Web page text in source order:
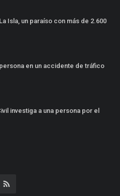
Isla, un paraíso con más de 2.600
en un accidente de tráfico
investiga a una persona por el